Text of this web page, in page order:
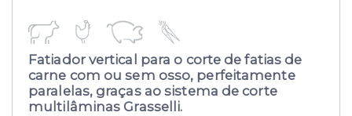
Fatiador vertical para o corte de fatias de
carne com ou sem osso, perfeitamente
paralelas, graças ao sistema de corte
multilâminas Grasselli.